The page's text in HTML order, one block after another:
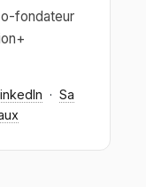
fondateur
· Sa